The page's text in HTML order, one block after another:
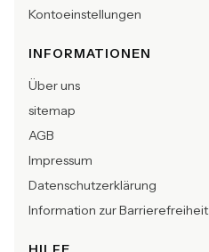
Kontoeinstellungen
INFORMATIONEN
Über uns
sitemap
AGB
Impressum
Datenschutzerklärung
Information zur Barrierefreiheit